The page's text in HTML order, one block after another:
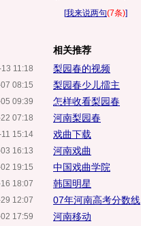
[我来说两句(7条)]
11:18
08:15
09:39
07:18
15:14
16:13
19:15
18:07
12:07
17:59
相关推荐
梨园春的视频
梨园春少儿擂主
怎样收看梨园春
河南梨园春
戏曲下载
河南戏曲
中国戏曲学院
韩国明星
07年河南高考分数线
河南移动